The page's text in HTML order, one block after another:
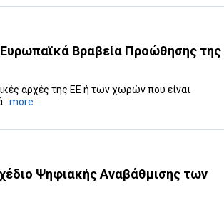
Ευρωπαϊκά Βραβεία Προώθησης της
αρχές της ΕΕ ή των χωρών που είναι
more
Ψηφιακής Αναβάθμισης των